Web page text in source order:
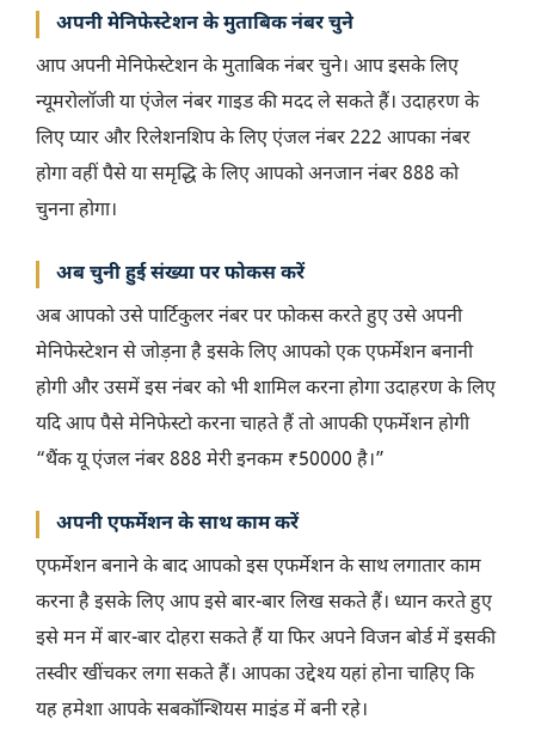
अपनी मेनिफेस्टेशन के मुताबिक नंबर चुने
आप अपनी मेनिफेस्टेशन के मुताबिक नंबर चुने। आप इसके लिए
न्यूमरोलॉजी या एंजेल नंबर गाइड की मदद ले सकते हैं। उदाहरण के
लिए प्यार और रिलेशनशिप के लिए एंजल नंबर 222 आपका नंबर
होगा वहीं पैसे या समृद्धि के लिए आपको अनजान नंबर 888 को
चुनना होगा।
अब चुनी हुई संख्या पर फोकस करें
अब आपको उसे पार्टिकुलर नंबर पर फोकस करते हुए उसे अपनी
मेनिफेस्टेशन से जोड़ना है इसके लिए आपको एक एफर्मेशन बनानी
होगी और उसमें इस नंबर को भी शामिल करना होगा उदाहरण के लिए
यदि आप पैसे मेनिफेस्टो करना चाहते हैं तो आपकी एफर्मेशन होगी
“थैंक यू एंजल नंबर 888 मेरी इनकम ₹50000 है।”
अपनी एफर्मेशन के साथ काम करें
एफर्मेशन बनाने के बाद आपको इस एफर्मेशन के साथ लगातार काम
करना है इसके लिए आप इसे बार-बार लिख सकते हैं। ध्यान करते हुए
इसे मन में बार-बार दोहरा सकते हैं या फिर अपने विजन बोर्ड में इसकी
तस्वीर खींचकर लगा सकते हैं। आपका उद्देश्य यहां होना चाहिए कि
यह हमेशा आपके सबकॉन्शियस माइंड में बनी रहे।